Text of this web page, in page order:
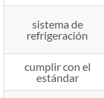
sistema de
refrigeración
cumplir con el
estándar